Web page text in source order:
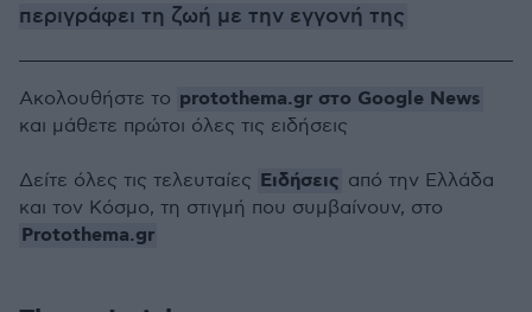
περιγράφει τη ζωή με την εγγονή της
Ακολουθήστε το protothema.gr στο Google News
και μάθετε πρώτοι όλες τις ειδήσεις
Δείτε όλες τις τελευταίες Ειδήσεις από την Ελλάδα
και τον Κόσμο, τη στιγμή που συμβαίνουν, στο
Protothema.gr